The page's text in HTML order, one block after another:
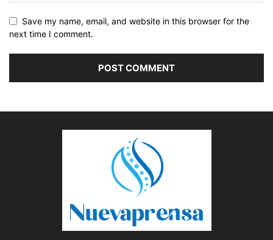
Save my name, email, and website in this browser for the
next time I comment.